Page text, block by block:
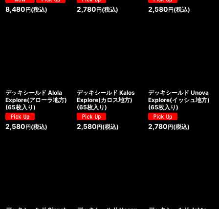
8,480 円 (税込) 2,780 円(税込) 2,580 円(税込)
デッキシールド Alola
Explore(アローラ地方)
(65枚入り)
2,580 円 (税込)
デッキシールド Kalos
Explore(カロス地方)
(65枚入り)
2,580 円(税込)
デッキシールド Unova
Explore(イッシュ地方)
(65枚入り)
2,780 円(税込)